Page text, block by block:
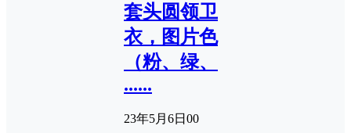
套头圆领卫
衣，图片色
（粉、绿、
......
23年5月6日 00